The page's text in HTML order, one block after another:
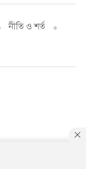
নীতি ও শর্ত